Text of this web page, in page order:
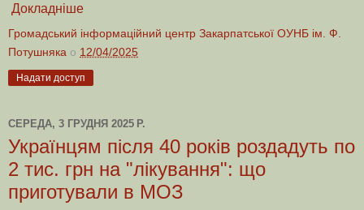
Докладніше
Громадський інформаційний центр Закарпатської ОУНБ ім. Ф.
Потушняка о 12/04/2025
Надати доступ
СЕРЕДА, 3 ГРУДНЯ 2025 Р.
Українцям після 40 років роздадуть по
2 тис. грн на "лікування": що
приготували в МОЗ